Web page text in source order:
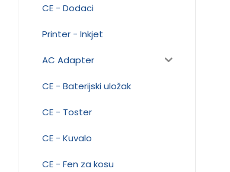
CE - Dodaci
Printer - Inkjet
AC Adapter
CE - Baterijski uložak
CE - Toster
CE - Kuvalo
CE - Fen za kosu